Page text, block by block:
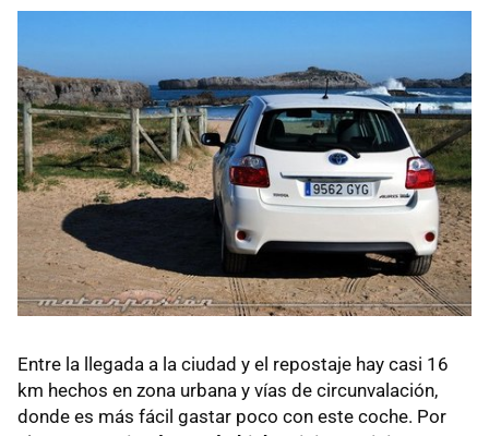
Entre la llegada a la ciudad y el repostaje hay casi 16
km hechos en zona urbana y vías de circunvalación,
donde es más fácil gastar poco con este coche. Por